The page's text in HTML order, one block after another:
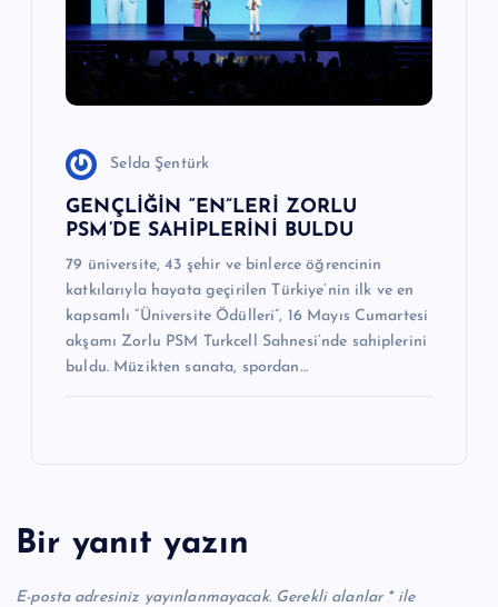
Selda Şentürk
GENÇLİĞİN “EN”LERİ ZORLU
PSM’DE SAHİPLERİNİ BULDU
79 üniversite, 43 şehir ve binlerce öğrencinin
katkılarıyla hayata geçirilen Türkiye’nin ilk ve en
kapsamlı “Üniversite Ödülleri”, 16 Mayıs Cumartesi
akşamı Zorlu PSM Turkcell Sahnesi’nde sahiplerini
buldu. Müzikten sanata, spordan…
Bir yanıt yazın
E-posta adresiniz yayınlanmayacak. Gerekli alanlar *ile